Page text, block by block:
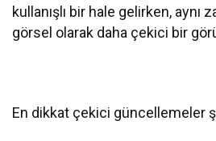
kullanışlı bir hale gelirken, aynı
görsel olarak daha çekici bir
En dikkat çekici güncellemeler